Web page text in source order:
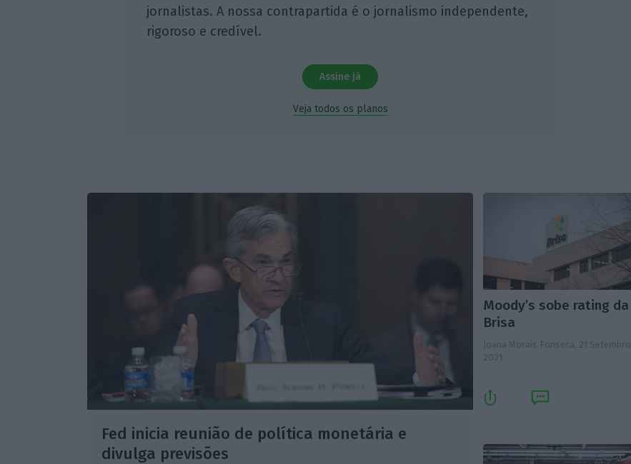
jornalistas. A nossa contrapartida é o jornalismo independente,
rigoroso e credível.
Assine já
Veja todos os planos
Fed inicia reunião de política monetária e
divulga previsões
Moody’s sobe rating da
Brisa
Joana Morais Fonseca,
21 Setembro
2021